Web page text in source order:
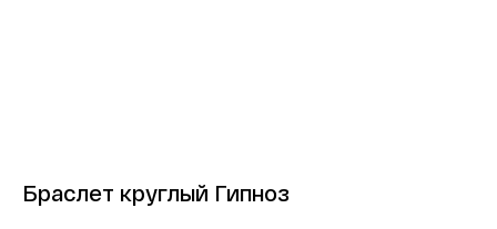
Браслет круглый Гипноз